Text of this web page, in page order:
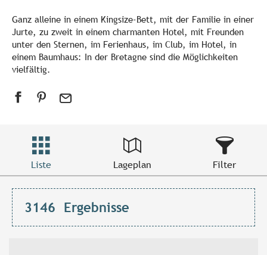
Ganz alleine in einem Kingsize-Bett, mit der Familie in einer
Jurte, zu zweit in einem charmanten Hotel, mit Freunden
unter den Sternen, im Ferienhaus, im Club, im Hotel, in
einem Baumhaus: In der Bretagne sind die Möglichkeiten
vielfältig.
Liste Lageplan Filter
3146 Ergebnisse